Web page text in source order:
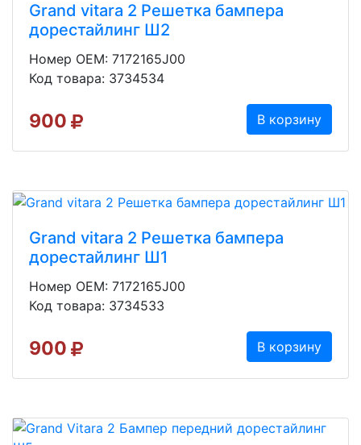
Grand vitara 2 Решетка бампера
дорестайлинг Ш2
Номер OEM: 7172165J00
Код товара: 3734534
900 В корзину
Grand vitara 2 Решетка бампера
дорестайлинг Ш1
Номер OEM: 7172165J00
Код товара: 3734533
900 В корзину